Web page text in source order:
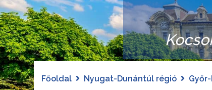
Főoldal Nyugat-Dunántúl régió